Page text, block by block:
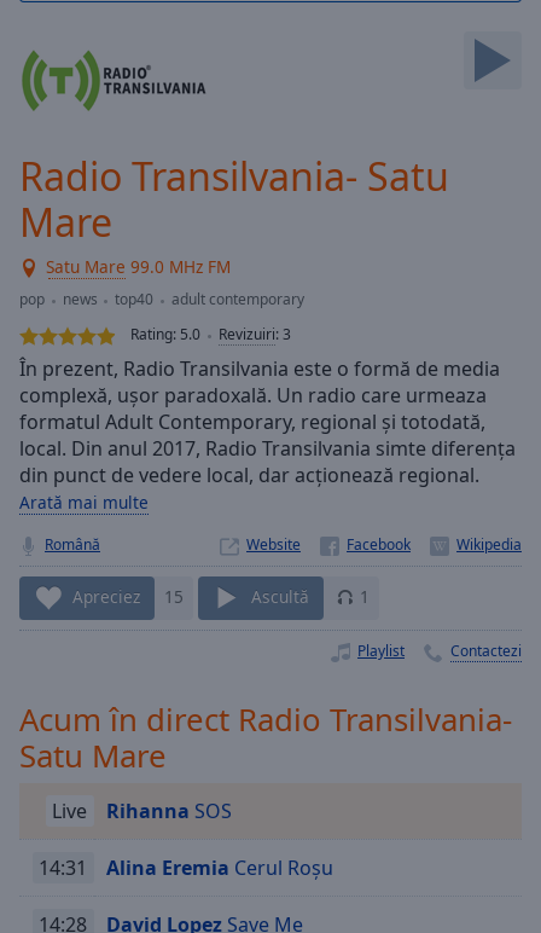
Mute
Current
Duration -:-
0.00%
Stream
TypeLIVE
Seek to
live,
currently
behind
liveLIVE
Remaining
Time-
1x
Playback
Rate
Chapters
descriptions
off,
selected
settings,
Radio Transilvania- Satu
Mare
Satu Mare 99.0 MHz FM
pop news top40
adult contemporary
Rating: 5.0 Revizuiri:3
În prezent, Radio Transilvania este o formă de media
complexă, ușor paradoxală. Un radio care urmeaza
formatul Adult Contemporary, regional și totodată,
local. Din anul 2017, Radio Transilvania simte diferența
din punct de vedere local, dar acționează regional.
Arată mai multe
Română Website
Apreciez 15 Ascultă 1
Playlist Contactezi
Acum în direct Radio Transilvania-
Satu Mare
Live Rihanna SOS
14:31 Alina Eremia Cerul Roşu
14:28 David Lopez Save Me